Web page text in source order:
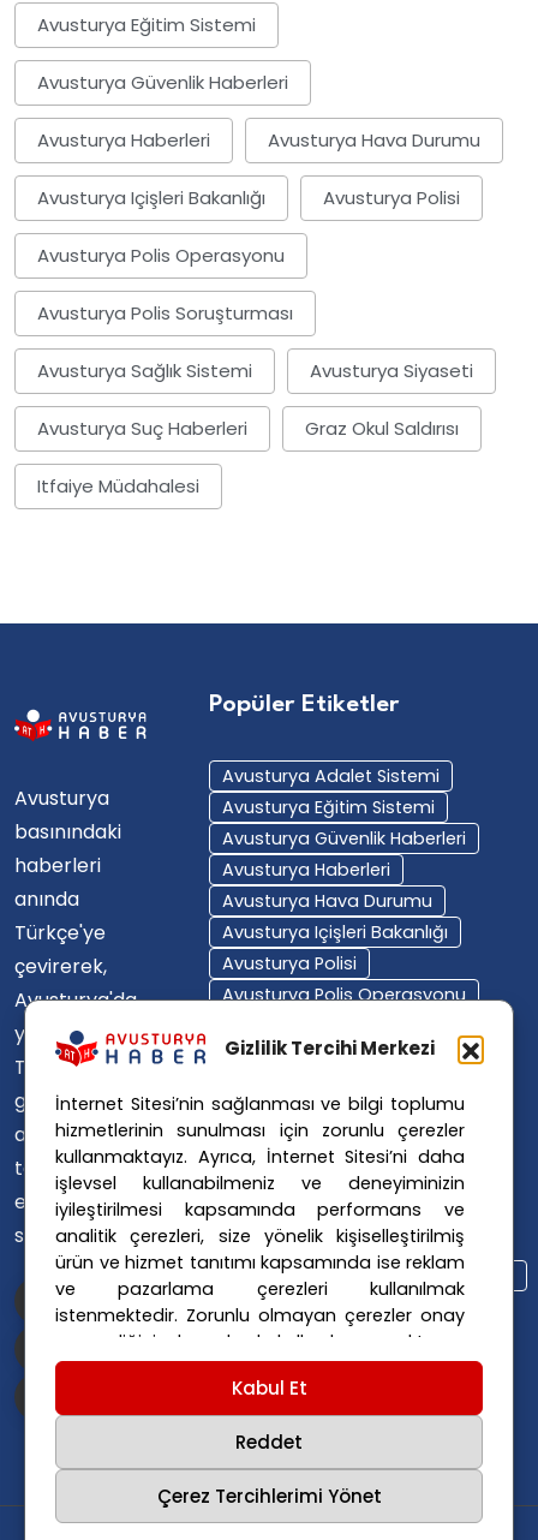
Gizlilik Tercihi Merkezi
İnternet Sitesi’nin sağlanması ve bilgi toplumu
hizmetlerinin sunulması için zorunlu çerezler
kullanmaktayız. Ayrıca, İnternet Sitesi’ni daha
işlevsel kullanabilmeniz ve deneyiminizin
iyileştirilmesi kapsamında performans ve
analitik çerezleri, size yönelik kişiselleştirilmiş
ürün ve hizmet tanıtımı kapsamında ise reklam
ve pazarlama çerezleri kullanılmak
istenmektedir. Zorunlu olmayan çerezler onay
vermediğiniz durumlarda kullanılmayacaktır.
Ayarlarınız 365 gün saklanır.
veGizlilik Politikasıiçin linklere tıklayınız.
Kabul Et
Reddet
Çerez Tercihlerimi Yönet
Avusturya Eğitim Sistemi
Avusturya Güvenlik Haberleri
Avusturya Haberleri Avusturya Hava Durumu
Avusturya Içişleri Bakanlığı Avusturya Polisi
Avusturya Polis Operasyonu
Avusturya Polis Soruşturması
Avusturya Sağlık Sistemi Avusturya Siyaseti
Avusturya Suç Haberleri Graz Okul Saldırısı
Itfaiye Müdahalesi
Avusturya
basınındaki
haberleri
anında
Türkçe'ye
çevirerek,
Avusturya'da
yaşayan
Türklerin ülke
gündemini
ana dillerinde
takip
etmelerini
sağlıyoruz.
Popüler Etiketler
Avusturya Adalet Sistemi
Avusturya Eğitim Sistemi
Avusturya Güvenlik Haberleri
Avusturya Haberleri
Avusturya Hava Durumu
Avusturya Içişleri Bakanlığı
Avusturya Polisi
Avusturya Polis Operasyonu
Avusturya Sağlık Sistemi
Avusturya Suç Haberleri
Avusturya Trafik Haberleri
Donald Trump
FPÖ
Graz Okul Saldırısı
Internet Dolandırıcılığı
Itfaiye Müdahalesi
Viyana Polisi
Viyana Suç Haberleri